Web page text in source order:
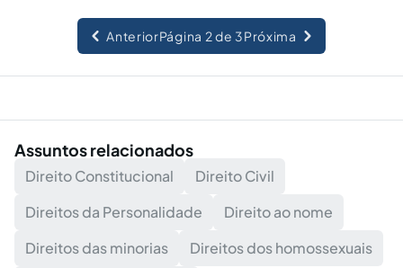
AnteriorPágina 2 de 3Próxima
Assuntos relacionados
Direito Constitucional
Direito Civil
Direitos da Personalidade
Direito ao nome
Direitos das minorias
Direitos dos homossexuais